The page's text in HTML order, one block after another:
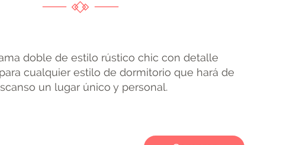
doble de estilo rústico chic con detalle
cualquier estilo de dormitorio que hará de
un lugar único y personal.